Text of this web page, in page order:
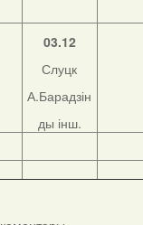
03.12
Слуцк
А.Барадзін
ды інш.